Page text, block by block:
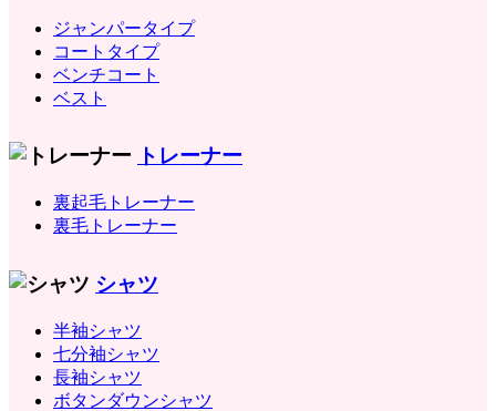
ジャンパータイプ
コートタイプ
ベンチコート
ベスト
トレーナー
裏起毛トレーナー
裏毛トレーナー
シャツ
半袖シャツ
七分袖シャツ
長袖シャツ
ボタンダウンシャツ